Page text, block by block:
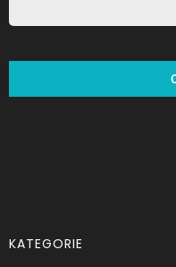
KATEGORIE